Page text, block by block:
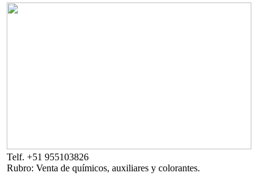
Telf. +51 955103826
Rubro: Venta de químicos, auxiliares y colorantes.